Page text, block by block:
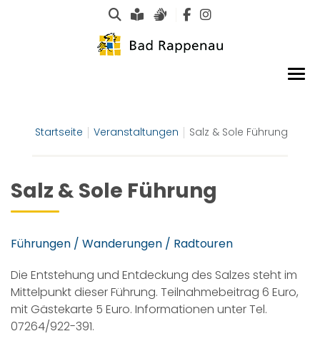
Suche
Leichte Sprache
Gebärdensprachen
Startseite Veranstaltungen Salz & Sole Führung
Salz & Sole Führung
Führungen / Wanderungen / Radtouren
Die Entstehung und Entdeckung des Salzes steht im
Mittelpunkt dieser Führung. Teilnahmebeitrag 6 Euro,
mit Gästekarte 5 Euro. Informationen unter Tel.
07264/922-391.